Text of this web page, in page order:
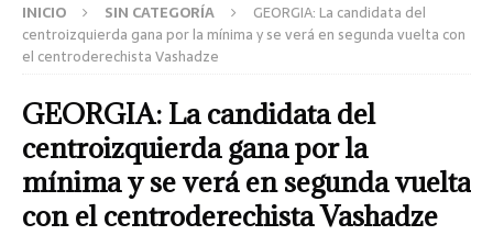
INICIO SIN CATEGORÍA
GEORGIA: La candidata del
centroizquierda gana por la mínima y se verá en segunda vuelta con
el centroderechista Vashadze
GEORGIA: La candidata del
centroizquierda gana por la
mínima y se verá en segunda vuelta
con el centroderechista Vashadze